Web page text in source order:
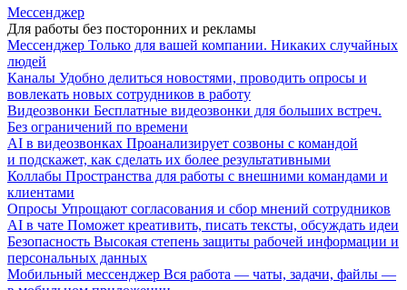
Мессенджер
Для работы без посторонних и рекламы
Мессенджер Только для вашей компании. Никаких случайных
людей
Каналы Удобно делиться новостями, проводить опросы и
вовлекать новых сотрудников в работу
Видеозвонки Бесплатные видеозвонки для больших встреч.
Без ограничений по времени
AI в видеозвонках Проанализирует созвоны с командой
и подскажет, как сделать их более результативными
Коллабы Пространства для работы с внешними командами и
клиентами
Опросы Упрощают согласования и сбор мнений сотрудников
AI в чате Поможет креативить, писать тексты, обсуждать идеи
Безопасность Высокая степень защиты рабочей информации и
персональных данных
Мобильный мессенджер Вся работа — чаты, задачи, файлы —